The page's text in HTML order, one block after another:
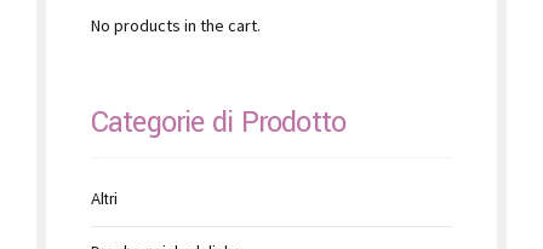
No products in the cart.
Categorie di Prodotto
Altri